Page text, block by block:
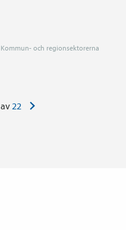
Kommun- och regionsektorerna
av22